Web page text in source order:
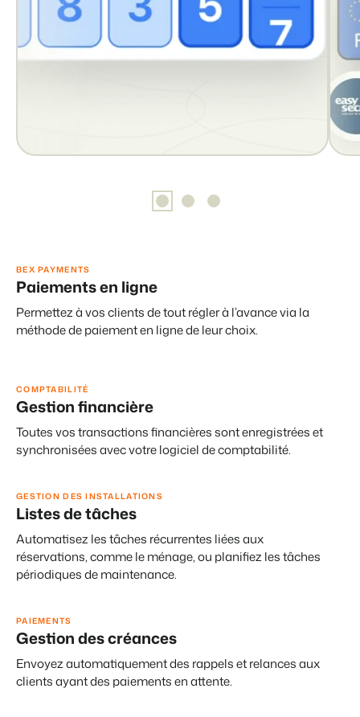
Présentation de Booking Experts
Découvrez les possibilités infinies de la plateforme Booking
Découvrez les avantages de Booking Experts pour un parc de
BEX PAYMENTS
Paiements en ligne
Permettez à vos clients de tout régler à l’avance via la
méthode de paiement en ligne de leur choix.
COMPTABILITÉ
Gestion financière
Toutes vos transactions financières sont enregistrées et
synchronisées avec votre logiciel de comptabilité.
GESTION DES INSTALLATIONS
Listes de tâches
Automatisez les tâches récurrentes liées aux
réservations, comme le ménage, ou planifiez les tâches
périodiques de maintenance.
PAIEMENTS
Gestion des créances
Envoyez automatiquement des rappels et relances aux
clients ayant des paiements en attente.